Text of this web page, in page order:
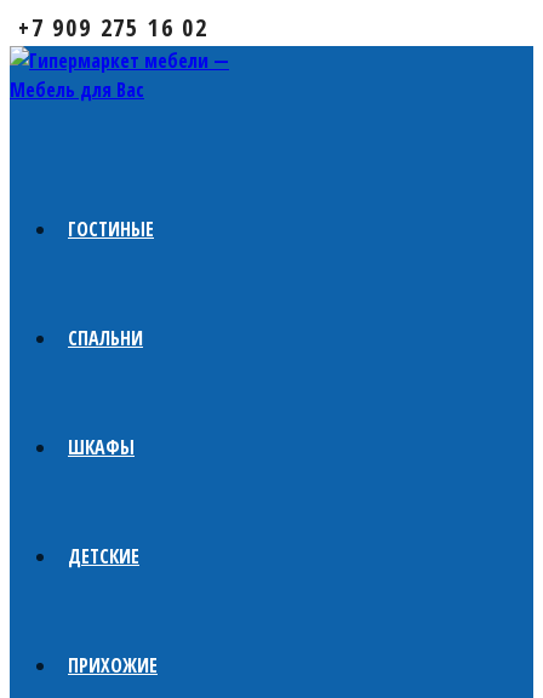
+7 909 275 16 02
ГОСТИНЫЕ
СПАЛЬНИ
ШКАФЫ
ДЕТСКИЕ
ПРИХОЖИЕ